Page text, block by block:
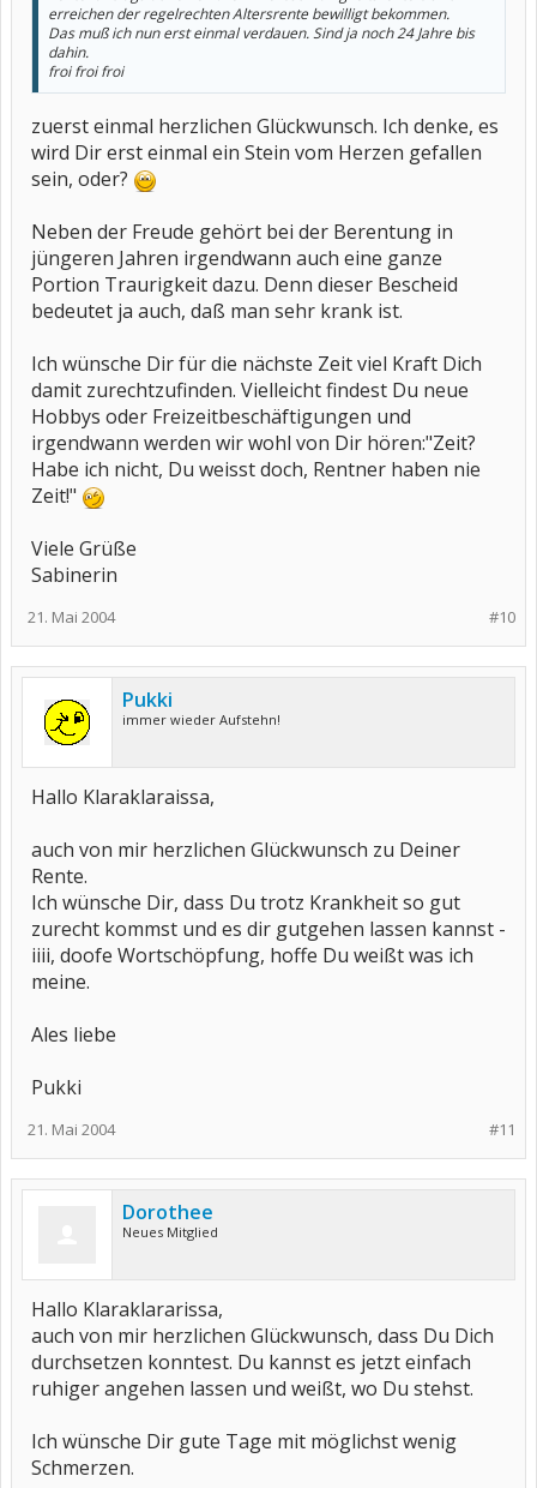
erreichen der regelrechten Altersrente bewilligt bekommen.
Das muß ich nun erst einmal verdauen. Sind ja noch 24 Jahre bis
dahin.
froi froi froi
zuerst einmal herzlichen Glückwunsch. Ich denke, es
wird Dir erst einmal ein Stein vom Herzen gefallen
sein, oder?
Neben der Freude gehört bei der Berentung in
jüngeren Jahren irgendwann auch eine ganze
Portion Traurigkeit dazu. Denn dieser Bescheid
bedeutet ja auch, daß man sehr krank ist.
Ich wünsche Dir für die nächste Zeit viel Kraft Dich
damit zurechtzufinden. Vielleicht findest Du neue
Hobbys oder Freizeitbeschäftigungen und
irgendwann werden wir wohl von Dir hören:"Zeit?
Habe ich nicht, Du weisst doch, Rentner haben nie
Zeit!"
Viele Grüße
Sabinerin
#10
21. Mai 2004
Pukki
immer wieder Aufstehn!
Hallo Klaraklaraissa,
auch von mir herzlichen Glückwunsch zu Deiner
Rente.
Ich wünsche Dir, dass Du trotz Krankheit so gut
zurecht kommst und es dir gutgehen lassen kannst -
iiii, doofe Wortschöpfung, hoffe Du weißt was ich
meine.
Ales liebe
Pukki
#11
21. Mai 2004
Dorothee
Neues Mitglied
Hallo Klaraklararissa,
auch von mir herzlichen Glückwunsch, dass Du Dich
durchsetzen konntest. Du kannst es jetzt einfach
ruhiger angehen lassen und weißt, wo Du stehst.
Ich wünsche Dir gute Tage mit möglichst wenig
Schmerzen.